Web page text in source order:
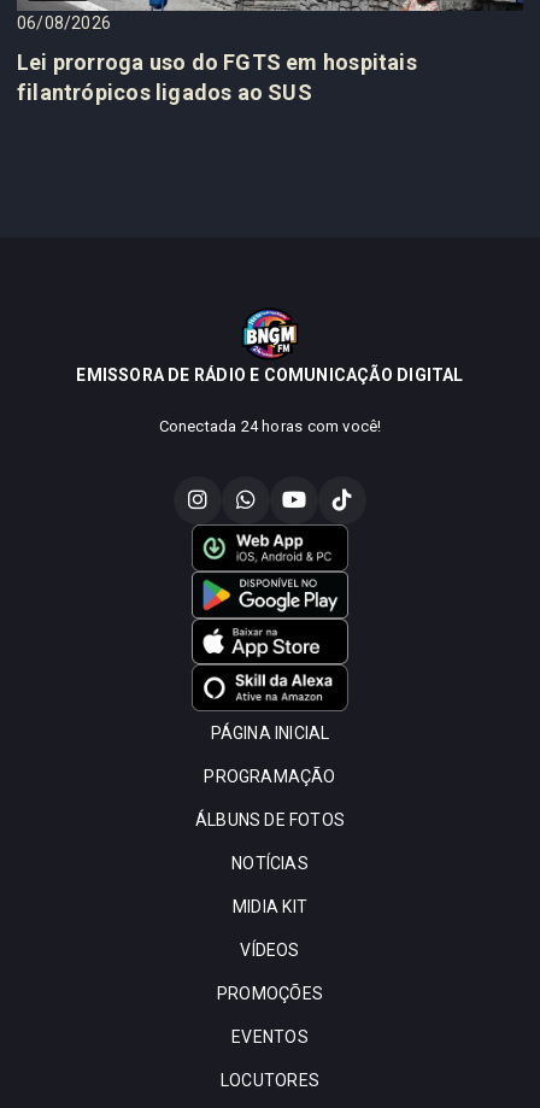
06/08/2026
Lei prorroga uso do FGTS em hospitais
filantrópicos ligados ao SUS
EMISSORA DE RÁDIO E COMUNICAÇÃO DIGITAL
Conectada 24 horas com você!
PÁGINA INICIAL
PROGRAMAÇÃO
ÁLBUNS DE FOTOS
NOTÍCIAS
MIDIA KIT
VÍDEOS
PROMOÇÕES
EVENTOS
LOCUTORES